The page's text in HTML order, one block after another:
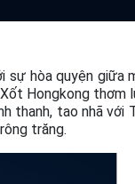
hòa quyện giữa
Hongkong thơm
thanh, tao nhã
trăng.